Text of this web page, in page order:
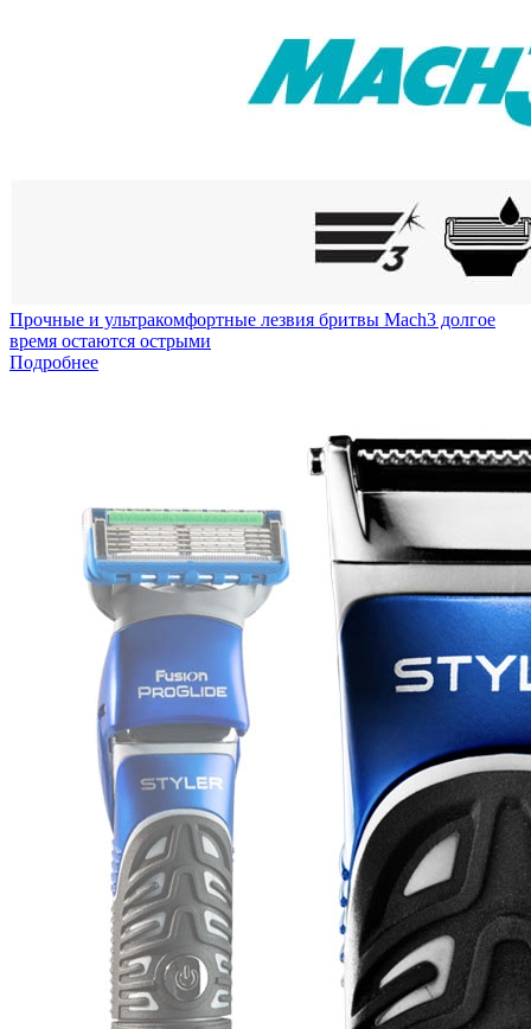
Прочные и ультракомфортные лезвия бритвы Mach3 долгое
время остаются острыми
Подробнее